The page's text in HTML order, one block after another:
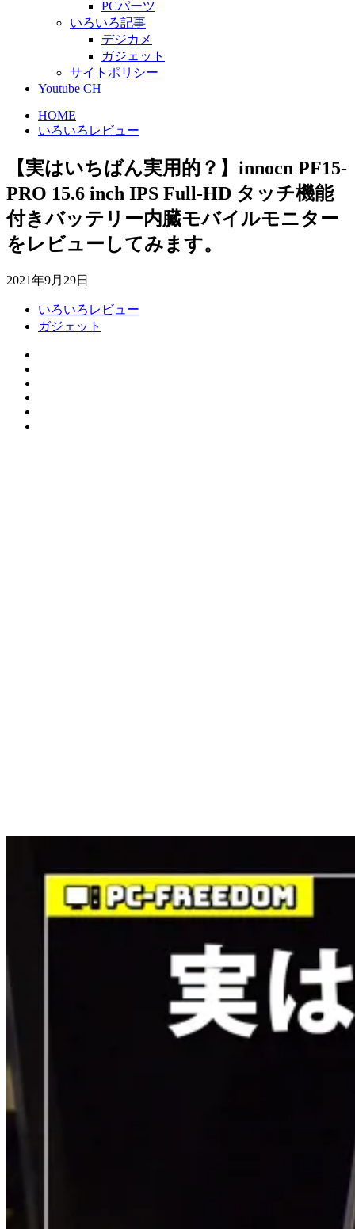
PCパーツ
いろいろ記事
デジカメ
ガジェット
サイトポリシー
Youtube CH
HOME
いろいろレビュー
【実はいちばん実用的？】innocn PF15-
PRO 15.6 inch IPS Full-HD タッチ機能
付きバッテリー内臓モバイルモニター
をレビューしてみます。
2021年9月29日
いろいろレビュー
ガジェット